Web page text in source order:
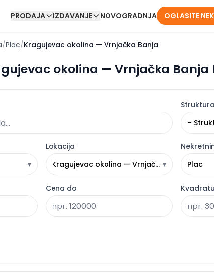
PRODAJA IZDAVANJE NOVOGRADNJA OGLASITE
/Plac/Kragujevac okolina — Vrnjačka Banja
okolina — Vrnjačka Banja
Struktura
–
▾
Lokacija
Kragujevac okolina — Vrnjačka Banja
▾
Plac
Cena do